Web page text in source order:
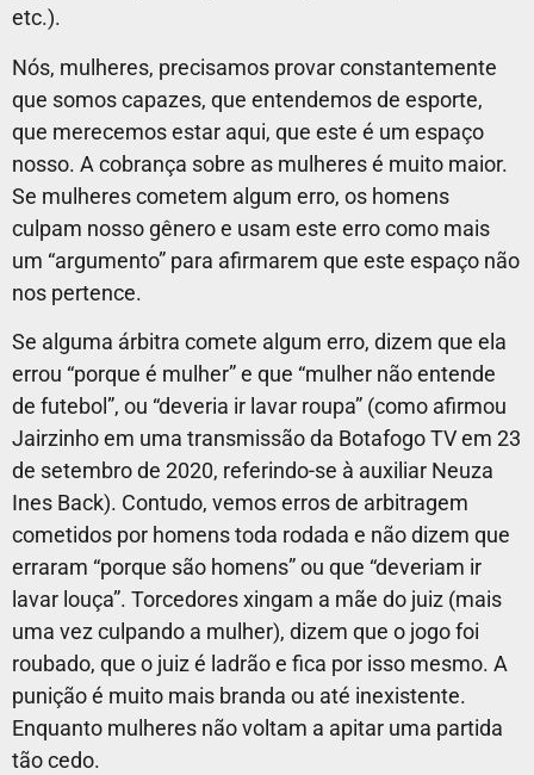
etc.).
Nós, mulheres, precisamos provar constantemente
que somos capazes, que entendemos de esporte,
que merecemos estar aqui, que este é um espaço
nosso. A cobrança sobre as mulheres é muito maior.
Se mulheres cometem algum erro, os homens
culpam nosso gênero e usam este erro como mais
um “argumento” para afirmarem que este espaço não
nos pertence.
Se alguma árbitra comete algum erro, dizem que ela
errou “porque é mulher” e que “mulher não entende
de futebol”, ou “deveria ir lavar roupa” (como afirmou
Jairzinho em uma transmissão da Botafogo TV em 23
de setembro de 2020, referindo-se à auxiliar Neuza
Ines Back). Contudo, vemos erros de arbitragem
cometidos por homens toda rodada e não dizem que
erraram “porque são homens” ou que “deveriam ir
lavar louça”. Torcedores xingam a mãe do juiz (mais
uma vez culpando a mulher), dizem que o jogo foi
roubado, que o juiz é ladrão e fica por isso mesmo. A
punição é muito mais branda ou até inexistente.
Enquanto mulheres não voltam a apitar uma partida
tão cedo.